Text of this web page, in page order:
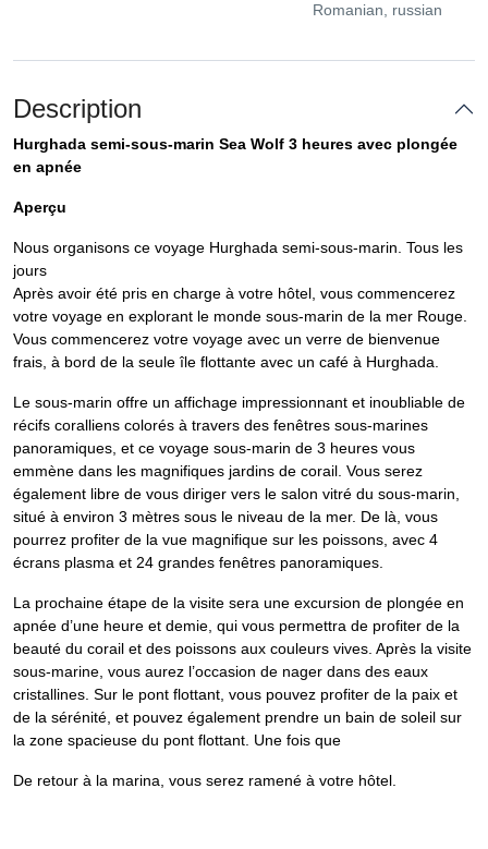
Romanian, russian
Description
Hurghada semi-sous-marin Sea Wolf 3 heures avec plongée
en apnée
Aperçu
Nous organisons ce voyage Hurghada semi-sous-marin. Tous les
jours
Après avoir été pris en charge à votre hôtel, vous commencerez
votre voyage en explorant le monde sous-marin de la mer Rouge.
Vous commencerez votre voyage avec un verre de bienvenue
frais, à bord de la seule île flottante avec un café à Hurghada.
Le sous-marin offre un affichage impressionnant et inoubliable de
récifs coralliens colorés à travers des fenêtres sous-marines
panoramiques, et ce voyage sous-marin de 3 heures vous
emmène dans les magnifiques jardins de corail. Vous serez
également libre de vous diriger vers le salon vitré du sous-marin,
situé à environ 3 mètres sous le niveau de la mer. De là, vous
pourrez profiter de la vue magnifique sur les poissons, avec 4
écrans plasma et 24 grandes fenêtres panoramiques.
La prochaine étape de la visite sera une excursion de plongée en
apnée d’une heure et demie, qui vous permettra de profiter de la
beauté du corail et des poissons aux couleurs vives. Après la visite
sous-marine, vous aurez l’occasion de nager dans des eaux
cristallines. Sur le pont flottant, vous pouvez profiter de la paix et
de la sérénité, et pouvez également prendre un bain de soleil sur
la zone spacieuse du pont flottant. Une fois que
De retour à la marina, vous serez ramené à votre hôtel.